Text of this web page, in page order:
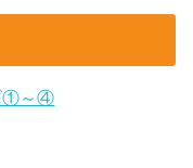
①～④